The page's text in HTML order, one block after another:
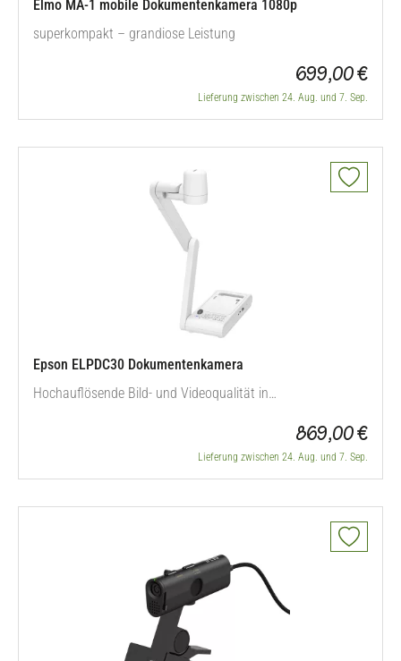
Elmo MA-1 mobile Dokumentenkamera 1080p
superkompakt – grandiose Leistung
699,00 €
Lieferung zwischen 24. Aug. und 7. Sep.
Epson ELPDC30 Dokumentenkamera
Hochauflösende Bild- und Videoqualität in
869,00 €
Lieferung zwischen 24. Aug. und 7. Sep.